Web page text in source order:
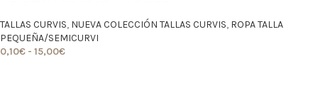
TALLAS CURVIS, NUEVA COLECCIÓN TALLAS CURVIS, ROPA TALLA
PEQUEÑA/SEMICURVI
0,10€ - 15,00€